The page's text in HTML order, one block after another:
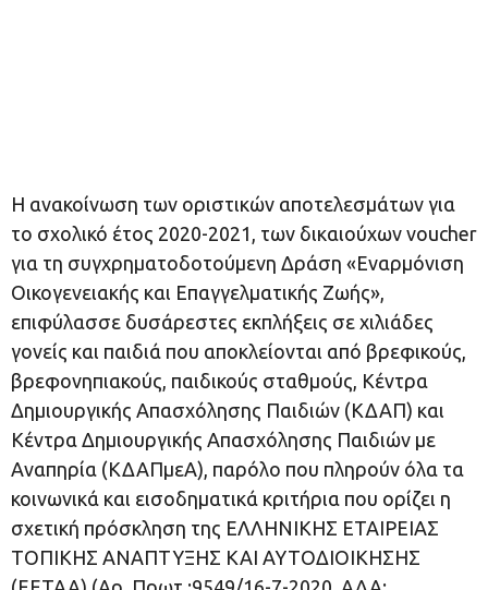
Η ανακοίνωση των οριστικών αποτελεσμάτων για
το σχολικό έτος 2020-2021, των δικαιούχων voucher
για τη συγχρηματοδοτούμενη Δράση «Εναρμόνιση
Οικογενειακής και Επαγγελματικής Ζωής»,
επιφύλασσε δυσάρεστες εκπλήξεις σε χιλιάδες
γονείς και παιδιά που αποκλείονται από βρεφικούς,
βρεφονηπιακούς, παιδικούς σταθμούς, Κέντρα
Δημιουργικής Απασχόλησης Παιδιών (ΚΔΑΠ) και
Κέντρα Δημιουργικής Απασχόλησης Παιδιών με
Αναπηρία (ΚΔΑΠμεΑ), παρόλο που πληρούν όλα τα
κοινωνικά και εισοδηματικά κριτήρια που ορίζει η
σχετική πρόσκληση της ΕΛΛΗΝΙΚΗΣ ΕΤΑΙΡΕΙΑΣ
ΤΟΠΙΚΗΣ ΑΝΑΠΤΥΞΗΣ ΚΑΙ ΑΥΤΟΔΙΟΙΚΗΣΗΣ